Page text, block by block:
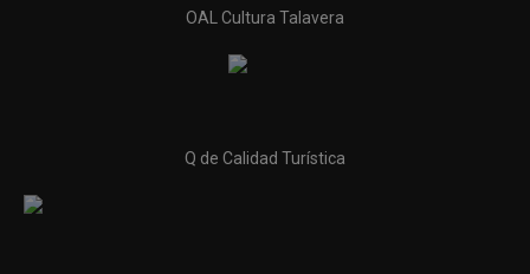
OAL Cultura Talavera
Q de Calidad Turística